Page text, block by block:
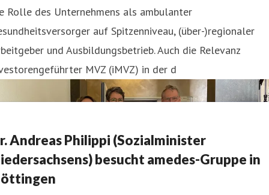
Rolle des Unternehmens als ambulanter
auf Spitzenniveau, (über-)regionaler
und Ausbildungsbetrieb. Auch die Relevanz
MVZ (iMVZ) in der d
Andreas Philippi (Sozialminister
besucht amedes-Gruppe in